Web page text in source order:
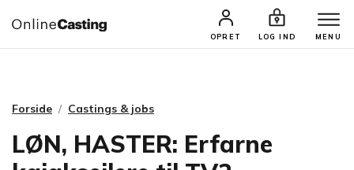
OPRET LOG IND MENU
CASTINGS & JOBS SØG PROFIL
Forside Castings & jobs
LØN, HASTER: Erfarne